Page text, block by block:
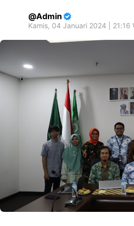
Admin
Kamis, 04 Januari 2024 | 21:16